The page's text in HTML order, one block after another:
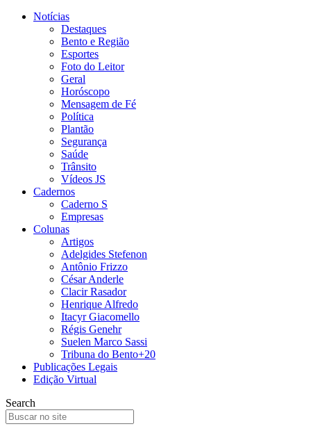
Notícias
Destaques
Bento e Região
Esportes
Foto do Leitor
Geral
Horóscopo
Mensagem de Fé
Política
Plantão
Segurança
Saúde
Trânsito
Vídeos JS
Cadernos
Caderno S
Empresas
Colunas
Artigos
Adelgides Stefenon
Antônio Frizzo
César Anderle
Clacir Rasador
Henrique Alfredo
Itacyr Giacomello
Régis Genehr
Suelen Marco Sassi
Tribuna do Bento+20
Publicações Legais
Edição Virtual
Search